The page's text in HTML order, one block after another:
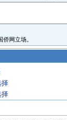
网立场。
择
择